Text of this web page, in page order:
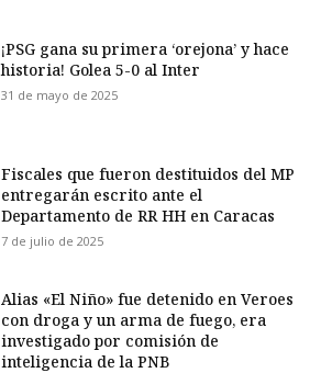
¡PSG gana su primera ‘orejona’ y hace
historia! Golea 5-0 al Inter
31 de mayo de 2025
Fiscales que fueron destituidos del MP
entregarán escrito ante el
Departamento de RR HH en Caracas
7 de julio de 2025
Alias «El Niño» fue detenido en Veroes
con droga y un arma de fuego, era
investigado por comisión de
inteligencia de la PNB